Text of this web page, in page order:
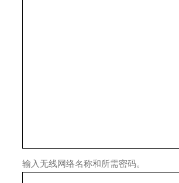
输入无线网络名称和所需密码。